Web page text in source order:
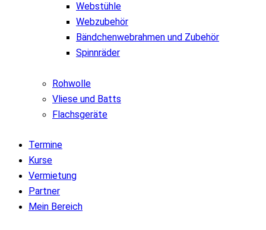
Webstühle
Webzubehör
Bändchenwebrahmen und Zubehör
Spinnräder
Rohwolle
Vliese und Batts
Flachsgeräte
Termine
Kurse
Vermietung
Partner
Mein Bereich